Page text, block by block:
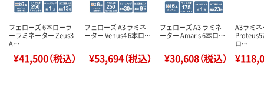
フェローズ 6本ローラ
ーラミネーター Zeus3
A…
¥41,500（税込）
フェローズ A3 ラミネ
ーター Venus4 6本ロ…
¥53,694（税込）
フェローズ A3 ラミネ
ーター Amaris 6本ロ…
¥30,608（税込）
A3ラミ
ロ…